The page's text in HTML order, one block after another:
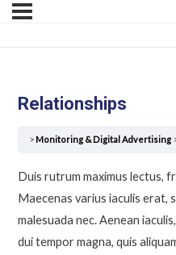
Relationships
Monitoring & Digital Advertising
Duis rutrum maximus lectus,
Maecenas varius iaculis erat,
malesuada nec. Aenean
dui tempor magna, quis